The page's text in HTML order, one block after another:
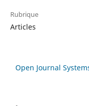
Rubrique
Articles
Open Journal